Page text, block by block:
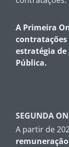
A Primeira
contratações
estratégia de
Pública.
SEGUNDA
A partir de